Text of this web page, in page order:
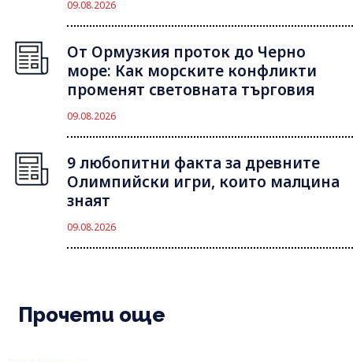
09.08.2026
От Ормузкия проток до Черно
море: Как морските конфликти
променят световната търговия
09.08.2026
9 любопитни факта за древните
Олимпийски игри, които малцина
знаят
09.08.2026
Прочети още